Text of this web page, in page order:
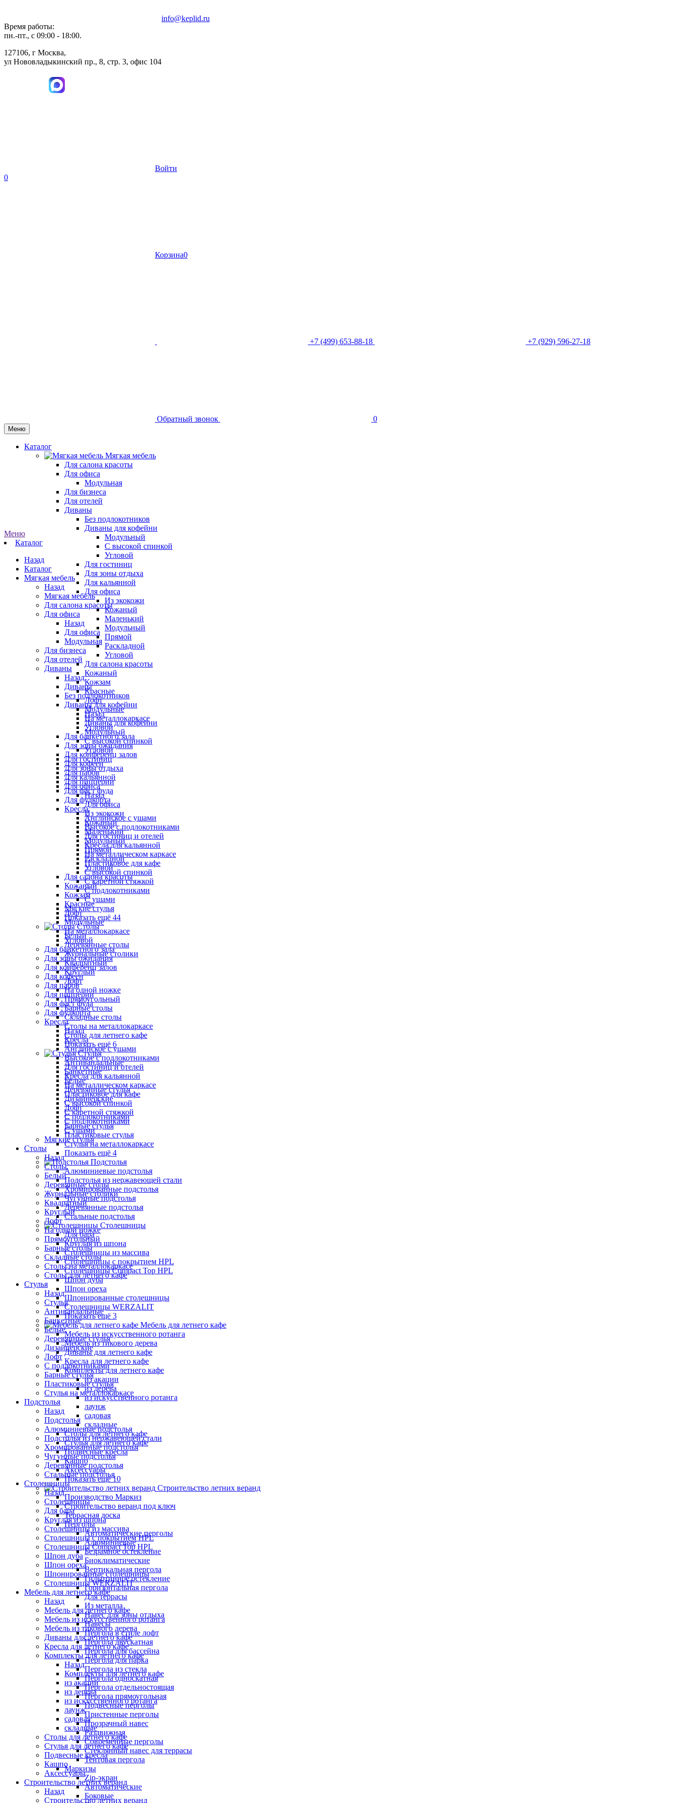
Время работы:
пн.-пт., с 09:00 - 18:00.
127106, г Москва,
ул Нововладыкинский пр., 8, стр. 3, офис 104
info@keplid.ru
Войти
0
Корзина0
+7 (499) 653-88-18 +7 (929) 596-27-18
Обратный звонок 0
Меню
Каталог
Мягкая мебель
Для салона красоты
Для офиса
Модульная
Для бизнеса
Для отелей
Диваны
Без подлокотников
Диваны для кофейни
Модульный
С высокой спинкой
Угловой
Для гостиниц
Для зоны отдыха
Для кальянной
Для офиса
Из экокожи
Кожаный
Маленький
Модульный
Прямой
Раскладной
Угловой
Для салона красоты
Кожаный
Кожзам
Красные
Лофт
Модульные
На металлокаркасе
Угловой
Для банкетного зала
Для зоны ожидания
Для конференц залов
Для кофеен
Для пабов
Для пиццерии
Для фаст фуда
Для фудкорта
Кресла
Английское с ушами
Высокое с подлокотниками
Для гостиниц и отелей
Кресла для кальянной
На металлическом каркасе
Пластиковое для кафе
С высокой спинкой
С каретной стяжкой
С подлокотниками
С ушами
Мягкие стулья
Показать ещё 44
Столы
Белый
Деревянные столы
Журнальные столики
Квадратный
Круглый
Лофт
На одной ножке
Прямоугольный
Барные столы
Складные столы
Столы на металлокаркасе
Столы для летнего кафе
Показать ещё 6
Стулья
Антивандальные
Банкетные
Белые
Деревянные стулья
Дизайнерские
Лофт
С подлокотниками
Барные стулья
Пластиковые стулья
Стулья на металлокаркасе
Показать ещё 4
Подстолья
Алюминиевые подстолья
Подстолья из нержавеющей стали
Хромированные подстолья
Чугунные подстолья
Деревянные подстолья
Стальные подстолья
Столешницы
Для бара
Круглая из шпона
Столешницы из массива
Столешницы с покрытием HPL
Столешницы Сompact Top HPL
Шпон дуба
Шпон ореха
Шпонированные столешницы
Столешницы WERZALIT
Показать ещё 3
Мебель для летнего кафе
Мебель из искусственного ротанга
Мебель из тикового дерева
Диваны для летнего кафе
Кресла для летнего кафе
Комплекты для летнего кафе
из акации
из дерева
из искусственного ротанга
лаунж
садовая
складные
Столы для летнего кафе
Стулья для летнего кафе
Подвесные кресла
Кашпо
Аксессуары
Показать ещё 10
Строительство летних веранд
Производство Маркиз
Строительство веранд под ключ
Террасная доска
Перголы
Автоматические перголы
Алюминиевые
Безрамное остекление
Биоклиматические
Вертикальная пергола
Гильотинное остекление
Горизонтальная пергола
Для террасы
Из металла
Навес для зоны отдыха
Навесы
Пергола в стиле лофт
Пергола двускатная
Пергола для бассейна
Пергола для парка
Пергола из стекла
Пергола односкатная
Пергола отдельностоящая
Пергола прямоугольная
Подвесные перголы
Пристенные перголы
Прозрачный навес
Раздвижная
Современные перголы
Стеклянный навес для террасы
Тентовая пергола
Маркизы
Zip-экран
Автоматические
Боковые
Меню
Каталог
Назад
Каталог
Мягкая мебель
Назад
Мягкая мебель
Для салона красоты
Для офиса
Назад
Для офиса
Модульная
Для бизнеса
Для отелей
Диваны
Назад
Диваны
Без подлокотников
Диваны для кофейни
Назад
Диваны для кофейни
Модульный
С высокой спинкой
Угловой
Для гостиниц
Для зоны отдыха
Для кальянной
Для офиса
Назад
Для офиса
Из экокожи
Кожаный
Маленький
Модульный
Прямой
Раскладной
Угловой
Для салона красоты
Кожаный
Кожзам
Красные
Лофт
Модульные
На металлокаркасе
Угловой
Для банкетного зала
Для зоны ожидания
Для конференц залов
Для кофеен
Для пабов
Для пиццерии
Для фаст фуда
Для фудкорта
Кресла
Назад
Кресла
Английское с ушами
Высокое с подлокотниками
Для гостиниц и отелей
Кресла для кальянной
На металлическом каркасе
Пластиковое для кафе
С высокой спинкой
С каретной стяжкой
С подлокотниками
С ушами
Мягкие стулья
Столы
Назад
Столы
Белый
Деревянные столы
Журнальные столики
Квадратный
Круглый
Лофт
На одной ножке
Прямоугольный
Барные столы
Складные столы
Столы на металлокаркасе
Столы для летнего кафе
Стулья
Назад
Стулья
Антивандальные
Банкетные
Белые
Деревянные стулья
Дизайнерские
Лофт
С подлокотниками
Барные стулья
Пластиковые стулья
Стулья на металлокаркасе
Подстолья
Назад
Подстолья
Алюминиевые подстолья
Подстолья из нержавеющей стали
Хромированные подстолья
Чугунные подстолья
Деревянные подстолья
Стальные подстолья
Столешницы
Назад
Столешницы
Для бара
Круглая из шпона
Столешницы из массива
Столешницы с покрытием HPL
Столешницы Сompact Top HPL
Шпон дуба
Шпон ореха
Шпонированные столешницы
Столешницы WERZALIT
Мебель для летнего кафе
Назад
Мебель для летнего кафе
Мебель из искусственного ротанга
Мебель из тикового дерева
Диваны для летнего кафе
Кресла для летнего кафе
Комплекты для летнего кафе
Назад
Комплекты для летнего кафе
из акации
из дерева
из искусственного ротанга
лаунж
садовая
складные
Столы для летнего кафе
Стулья для летнего кафе
Подвесные кресла
Кашпо
Аксессуары
Строительство летних веранд
Назад
Строительство летних веранд